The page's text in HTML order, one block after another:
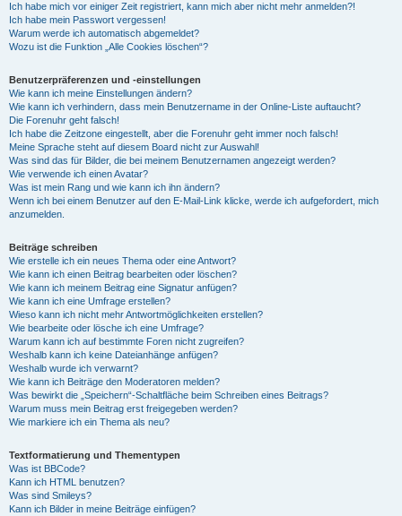
Ich habe mich vor einiger Zeit registriert, kann mich aber nicht mehr anmelden?!
Ich habe mein Passwort vergessen!
Warum werde ich automatisch abgemeldet?
Wozu ist die Funktion „Alle Cookies löschen“?
Benutzerpräferenzen und -einstellungen
Wie kann ich meine Einstellungen ändern?
Wie kann ich verhindern, dass mein Benutzername in der Online-Liste auftaucht?
Die Forenuhr geht falsch!
Ich habe die Zeitzone eingestellt, aber die Forenuhr geht immer noch falsch!
Meine Sprache steht auf diesem Board nicht zur Auswahl!
Was sind das für Bilder, die bei meinem Benutzernamen angezeigt werden?
Wie verwende ich einen Avatar?
Was ist mein Rang und wie kann ich ihn ändern?
Wenn ich bei einem Benutzer auf den E-Mail-Link klicke, werde ich aufgefordert, mich
anzumelden.
Beiträge schreiben
Wie erstelle ich ein neues Thema oder eine Antwort?
Wie kann ich einen Beitrag bearbeiten oder löschen?
Wie kann ich meinem Beitrag eine Signatur anfügen?
Wie kann ich eine Umfrage erstellen?
Wieso kann ich nicht mehr Antwortmöglichkeiten erstellen?
Wie bearbeite oder lösche ich eine Umfrage?
Warum kann ich auf bestimmte Foren nicht zugreifen?
Weshalb kann ich keine Dateianhänge anfügen?
Weshalb wurde ich verwarnt?
Wie kann ich Beiträge den Moderatoren melden?
Was bewirkt die „Speichern“-Schaltfläche beim Schreiben eines Beitrags?
Warum muss mein Beitrag erst freigegeben werden?
Wie markiere ich ein Thema als neu?
Textformatierung und Thementypen
Was ist BBCode?
Kann ich HTML benutzen?
Was sind Smileys?
Kann ich Bilder in meine Beiträge einfügen?